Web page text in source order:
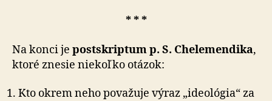
* * *
Na konci je postskriptum p. S. Chelemendika,
ktoré znesie niekoľko otázok:
Kto okrem neho považuje výraz „ideológia“ za